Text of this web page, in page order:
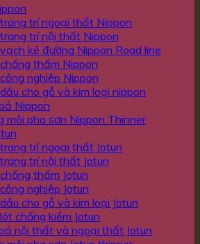
trí ngoại thất Nippon
trí nội thất Nippon
kẻ đường Nippon Road line
thấm Nippon
nghiệp Nippon
cho gỗ và kim loại nippon
Nippon
môi pha sơn Nippon Thinner
trí ngoại thất Jotun
trí nội thất Jotun
thấm Jotun
nghiệp Jotun
cho gỗ và kim loại Jotun
chống kiềm Jotun
nội thất và ngoại thất Jotun